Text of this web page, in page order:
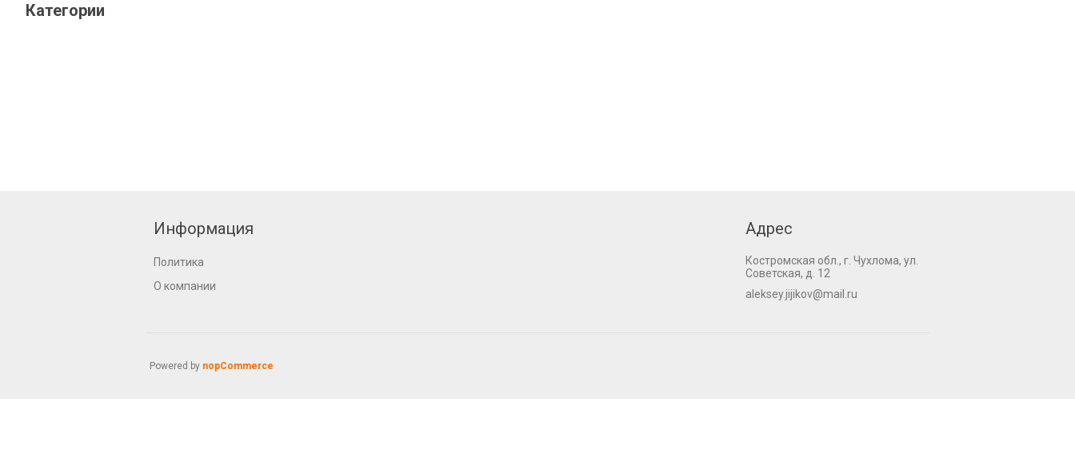
Категории
Информация
Политика
О компании
Адрес
Костромская обл., г. Чухлома, ул.
Советская, д. 12
aleksey.jijikov@mail.ru
Powered by nopCommerce